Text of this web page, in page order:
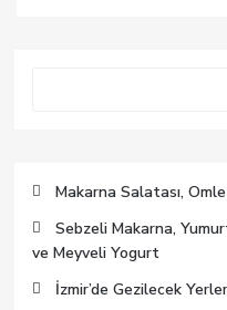
Makarna Salatası,
Sebzeli Makarna,
ve Meyveli Yogurt
İzmir’de Gezilecek Yerler